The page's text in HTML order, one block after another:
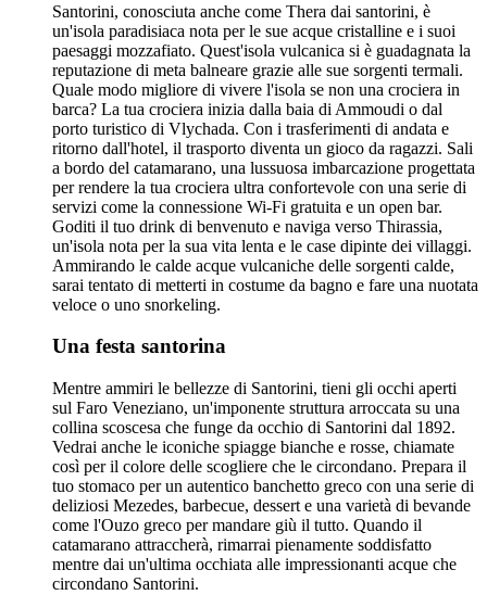
Santorini, conosciuta anche come Thera dai santorini, è
un'isola paradisiaca nota per le sue acque cristalline e i suoi
paesaggi mozzafiato. Quest'isola vulcanica si è guadagnata la
reputazione di meta balneare grazie alle sue sorgenti termali.
Quale modo migliore di vivere l'isola se non una crociera in
barca? La tua crociera inizia dalla baia di Ammoudi o dal
porto turistico di Vlychada. Con i trasferimenti di andata e
ritorno dall'hotel, il trasporto diventa un gioco da ragazzi. Sali
a bordo del catamarano, una lussuosa imbarcazione progettata
per rendere la tua crociera ultra confortevole con una serie di
servizi come la connessione Wi-Fi gratuita e un open bar.
Goditi il tuo drink di benvenuto e naviga verso Thirassia,
un'isola nota per la sua vita lenta e le case dipinte dei villaggi.
Ammirando le calde acque vulcaniche delle sorgenti calde,
sarai tentato di metterti in costume da bagno e fare una nuotata
veloce o uno snorkeling.
Una festa santorina
Mentre ammiri le bellezze di Santorini, tieni gli occhi aperti
sul Faro Veneziano, un'imponente struttura arroccata su una
collina scoscesa che funge da occhio di Santorini dal 1892.
Vedrai anche le iconiche spiagge bianche e rosse, chiamate
così per il colore delle scogliere che le circondano. Prepara il
tuo stomaco per un autentico banchetto greco con una serie di
deliziosi Mezedes, barbecue, dessert e una varietà di bevande
come l'Ouzo greco per mandare giù il tutto. Quando il
catamarano attraccherà, rimarrai pienamente soddisfatto
mentre dai un'ultima occhiata alle impressionanti acque che
circondano Santorini.